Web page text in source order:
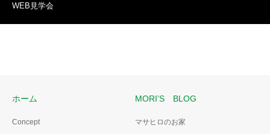
WEB見学会
ホーム
Concept
MORI’S BLOG
マサヒロのお家